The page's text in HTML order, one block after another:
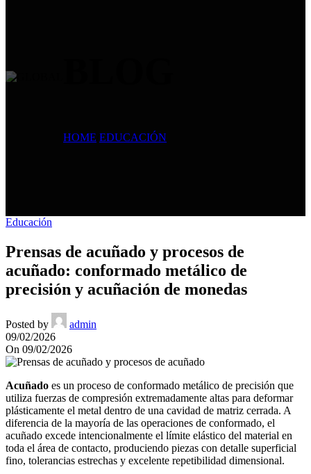
HOME EDUCACIÓN
Educación
Prensas de acuñado y procesos de
acuñado: conformado metálico de
precisión y acuñación de monedas
Posted by
admin
09/02/2026
On 09/02/2026
Acuñado es un proceso de conformado metálico de precisión que
utiliza fuerzas de compresión extremadamente altas para deformar
plásticamente el metal dentro de una cavidad de matriz cerrada. A
diferencia de la mayoría de las operaciones de conformado, el
acuñado excede intencionalmente el límite elástico del material en
toda el área de contacto, produciendo piezas con detalle superficial
fino, tolerancias estrechas y excelente repetibilidad dimensional.